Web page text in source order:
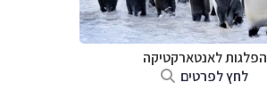
הפלגות לאנטארקטיקה
לחץ לפרטים